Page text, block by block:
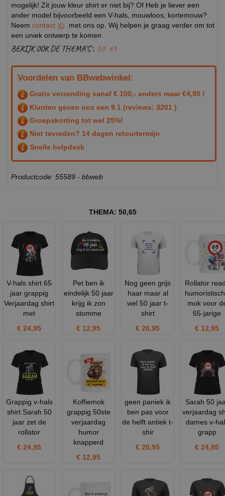
mogelijk! Zit jouw kleur shirt er niet bij? Of Heb je liever een
ander model bijvoorbeeld een V-hals, mouwloos, kortemouw?
Neem contact
met ons op. Wij helpen je graag verder om tot
een uniek ontwerp te komen
BEKIJK OOK DE THEMA'S : 50 65
Voordelen van BBwebwinkel:
Gratis verzending vanaf € 100,- anders maar €4,95 !
Klanten geven ons een 9.1 (reviews: 3201 )
Groepskorting tot wel 25%!
Niet tevreden? 14 dagen retourtermijn
Snelle helpdesk
Productcode: 55589 - bbweb
THEMA: 50,65
V-hals shirt 65
jaar grappig
Verjaardag shirt
met
€ 24,95
Pet ben ik
eindelijk 50 jaar
krijg ik zon
stomme
€ 12,95
Nog geen grijs
haar maar al
wel 50 jaar t-
shirt
€ 20,95
Rollator
mok voor
65-jarige
€ 12,95
Grappig v-hals
shirt Sarah 50
jaar zet de
rollator
€ 24,95
Koffiemok
grappig 50ste
verjaardag
humor
knapperd
€ 12,95
geen paniek ik
ben pas voor
de helft antiek t-
shir
€ 20,95
Sarah 50
verjaardag
dames v-
grapp
€ 24,95